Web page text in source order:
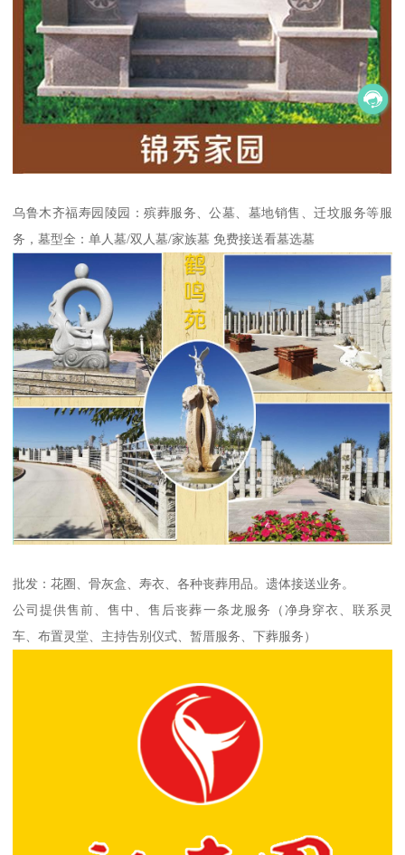
乌鲁木齐福寿园陵园：殡葬服务、公墓、墓地销售、迁坟服务等服
务，墓型全：单人墓/双人墓/家族墓 免费接送看墓选墓
批发：花圈、骨灰盒、寿衣、各种丧葬用品。遗体接送业务。
公司提供售前、售中、售后丧葬一条龙服务（净身穿衣、联系灵
车、布置灵堂、主持告别仪式、暂厝服务、下葬服务）